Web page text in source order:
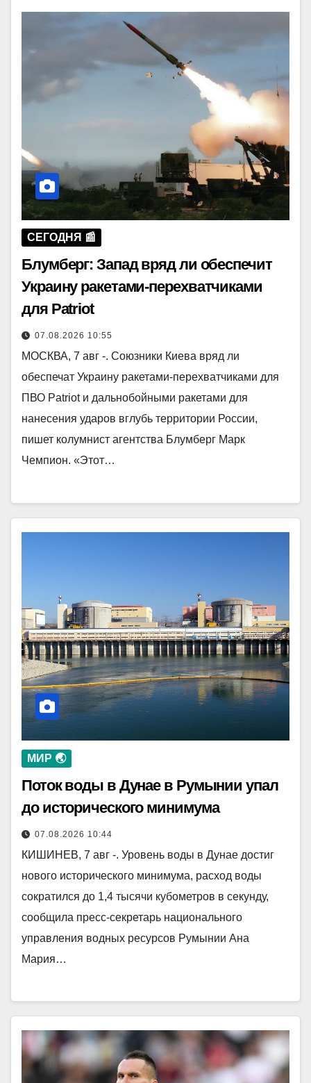
СЕГОДНЯ 📰
Блумберг: Запад вряд ли обеспечит
Украину ракетами-перехватчиками
для Patriot
07.08.2026 10:55
МОСКВА, 7 авг -. Союзники Киева вряд ли
обеспечат Украину ракетами-перехватчиками для
ПВО Patriot и дальнобойными ракетами для
нанесения ударов вглубь территории России,
пишет колумнист агентства Блумберг Марк
Чемпион. «Этот…
МИР 🌏
Поток воды в Дунае в Румынии упал
до исторического минимума
07.08.2026 10:44
КИШИНЕВ, 7 авг -. Уровень воды в Дунае достиг
нового исторического минимума, расход воды
сократился до 1,4 тысячи кубометров в секунду,
сообщила пресс-секретарь национального
управления водных ресурсов Румынии Ана
Мария…